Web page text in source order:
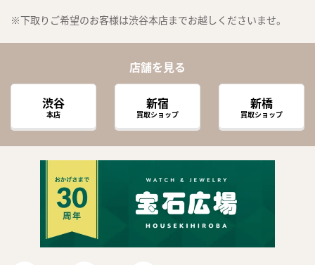
※下取りご希望のお客様は渋谷本店までお越しくださいませ。
店舗を見る
渋谷
本店
新宿
買取ショップ
新橋
買取ショップ